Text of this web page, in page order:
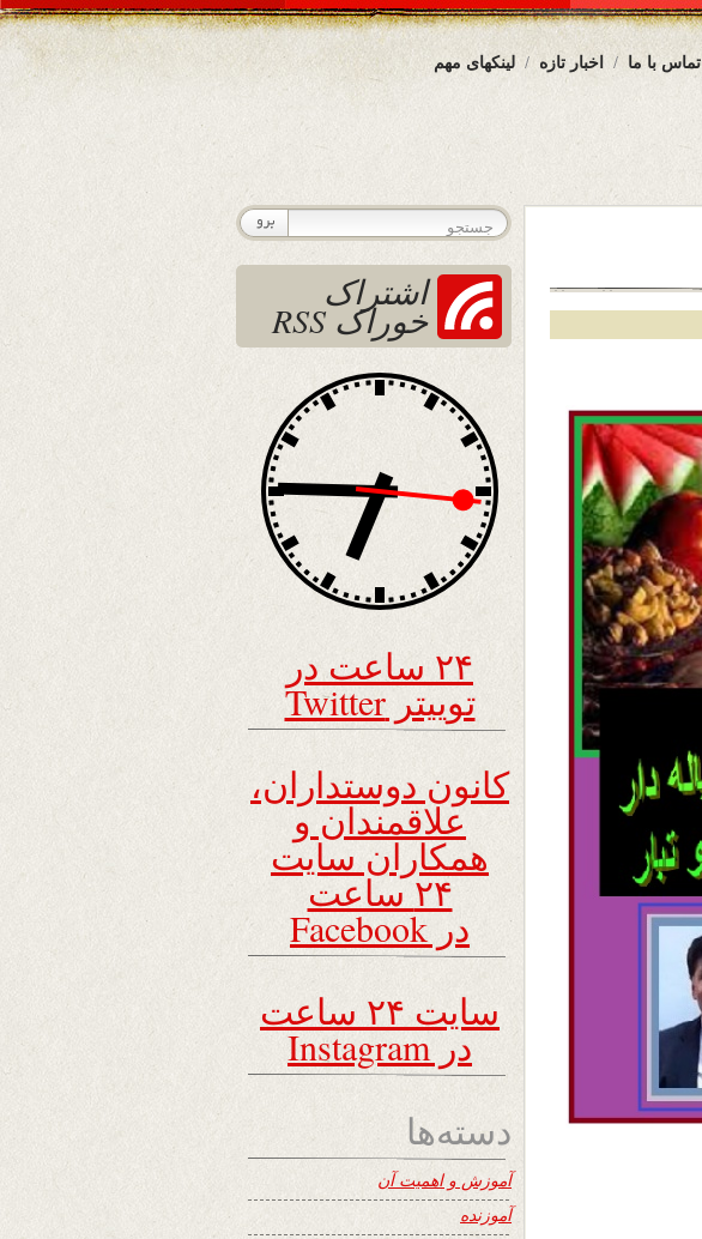
لینکهای مهم اخبار تازه تماس با ما
اشتراک
خوراک RSS
۲۴ ساعت در
توییتر Twitter
کانون دوستداران،
علاقمندان و
همکاران سایت
۲۴ ساعت
در Facebook
سایت ۲۴ ساعت
در Instagram
دسته‌ها
آموزش و اهمیت آن
آموزنده